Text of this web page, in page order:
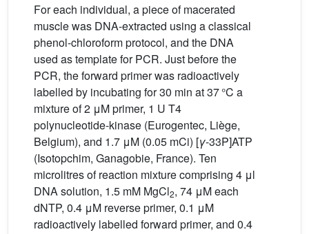
For each individual, a piece of macerated
muscle was DNA-extracted using a classical
phenol-chloroform protocol, and the DNA
used as template for PCR. Just before the
PCR, the forward primer was radioactively
labelled by incubating for 30 min at 37 °C a
mixture of 2 μM primer, 1 U T4
polynucleotide-kinase (Eurogentec, Liège,
Belgium), and 1.7 μM (0.05 mCi) [γ-33P]ATP
(Isotopchim, Ganagobie, France). Ten
microlitres of reaction mixture comprising 4 μl
DNA solution, 1.5 mM MgCl2, 74 μM each
dNTP, 0.4 μM reverse primer, 0.1 μM
radioactively labelled forward primer, and 0.4